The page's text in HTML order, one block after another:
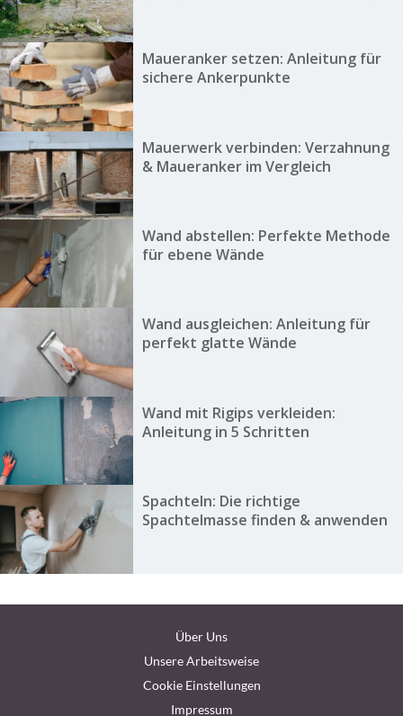
Maueranker setzen: Anleitung für
sichere Ankerpunkte
Mauerwerk verbinden: Verzahnung
& Maueranker im Vergleich
Wand abstellen: Perfekte Methode
für ebene Wände
Wand ausgleichen: Anleitung für
perfekt glatte Wände
Wand mit Rigips verkleiden:
Anleitung in 5 Schritten
Spachteln: Die richtige
Spachtelmasse finden & anwenden
Über Uns
Unsere Arbeitsweise
Cookie Einstellungen
Impressum